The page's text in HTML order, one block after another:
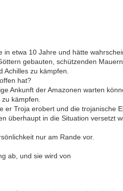
etwa 10 Jahre und hätte
gebauten, schützenden
zu kämpfen.
hat?
Ankunft der Amazonen warten
kämpfen.
Troja erobert und die trojanische
überhaupt in die Situation versetzt
nur am Rande vor.
ab, und sie wird von